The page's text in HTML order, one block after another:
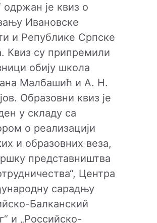
одржан је квиз о
Ивановске
и Републике Српске
Квиз су припремили
обију школа
Малбашић и А. Н.
Образовни квиз је
у складу са
о реализацији
и образовних веза,
представништва
Центра
сарадњу
Балканский
и „Российско-